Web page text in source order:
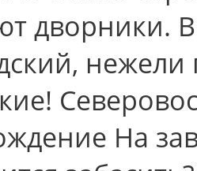
дворники.
нежели
На